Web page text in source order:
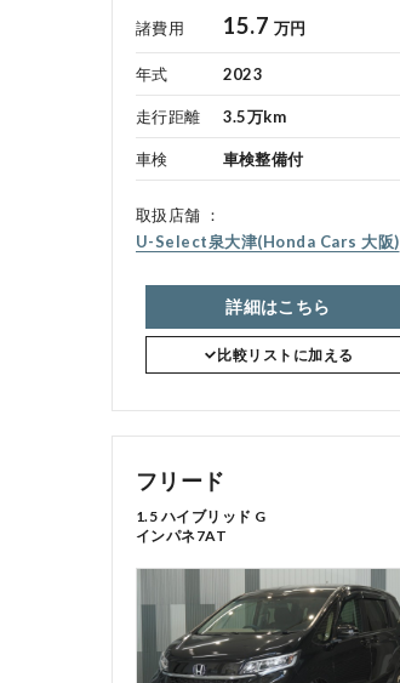
諸費用 15.7 万円
年式 2023
走行距離 3.5万km
車検 車検整備付
取扱店舗
U-Select泉大津(Honda Cars 大阪)
詳細はこちら
比較リストに加える
フリード
1.5 ハイブリッド G
インパネ7AT